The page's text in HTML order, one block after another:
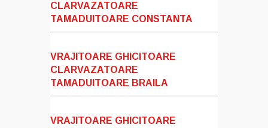
CLARVAZATOARE
TAMADUITOARE CONSTANTA
VRAJITOARE GHICITOARE
CLARVAZATOARE
TAMADUITOARE BRAILA
VRAJITOARE GHICITOARE